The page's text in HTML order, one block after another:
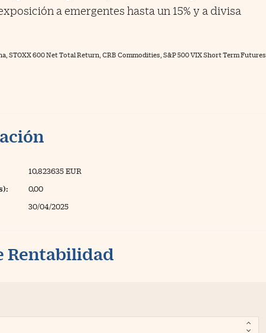
a emergentes hasta un 15% y a divisa
STOXX 600 Net Total Return, CRB Commodities, S&P 500 VIX Short Term Futures
10,823635 EUR
0,00
30/04/2025
Rentabilidad